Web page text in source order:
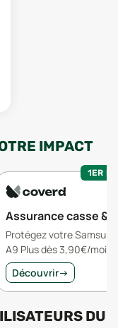
IMPACT
1ER
Assurance casse &
Protégez votre
A9 Plus dès 3,90€/mois
Découvrir→
DU